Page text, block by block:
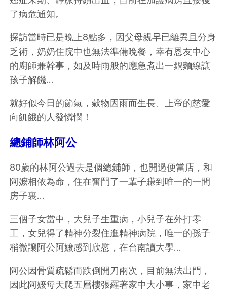
了病危通知。
探訪當時已是晚上8點多，因父母親早已離異且分身
乏術，奶奶住院中也無法準備晚餐，幸有恩友中心
的廚師兼幹事，如及時雨般的應急煮出一鍋麵線讓
孩子解饑…
就好似今日的節氣，穀物因雨而生長、上帝的慈愛
向飢餓的人發憐憫！
總鋪師林阿公
80歲的林阿公過去是個總鋪師，也開過便當店，和
阿嬤相依為命，住在奮鬥了一輩子賺到唯一的一間
房子裏…
三個子女當中，大兒子生重病，小兒子在外打零
工，女兒得了精神分裂住進精神病院，唯一的孫子
稍微讓阿公阿嬤感到欣慰，在台南讀大學…
阿公因骨質疏鬆而跌倒開刀兩次，目前無法出門，
因此阿嬤每天爬五層樓張羅著家中大小事，家中老